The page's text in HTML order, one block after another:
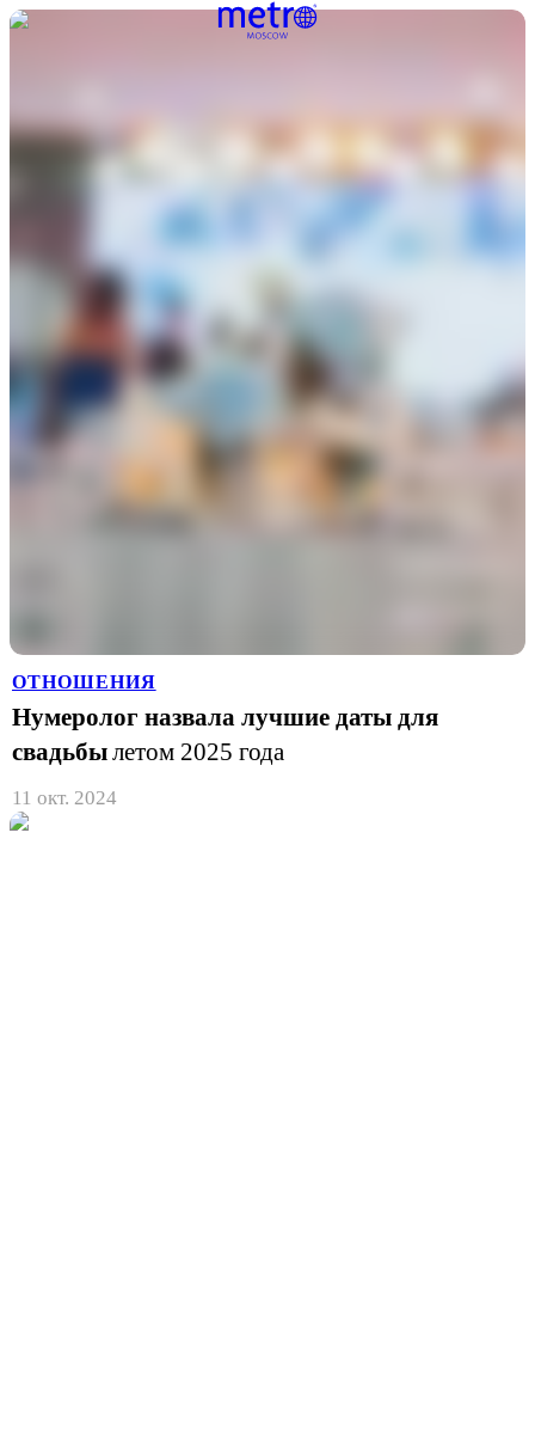
ОТНОШЕНИЯ
Нумеролог назвала лучшие даты для
свадьбылетом 2025 года
11 окт. 2024